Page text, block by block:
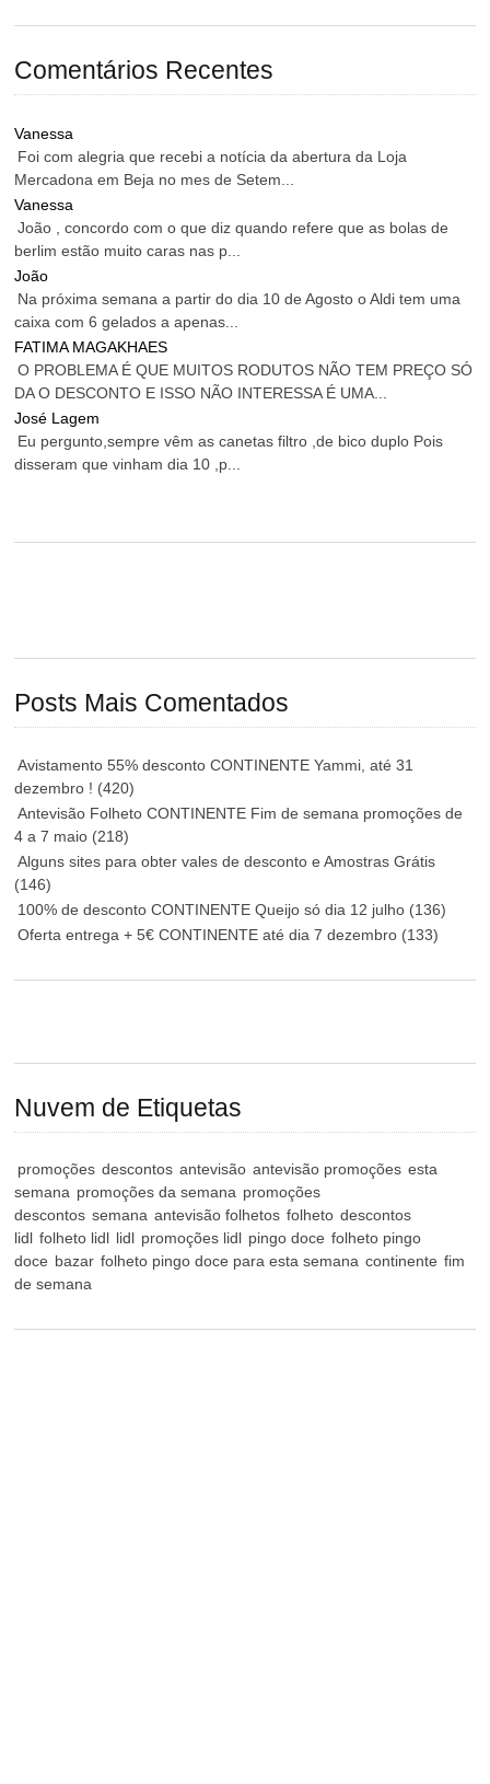
Comentários Recentes
Vanessa
Foi com alegria que recebi a notícia da abertura da Loja
Mercadona em Beja no mes de Setem...
Vanessa
João , concordo com o que diz quando refere que as bolas de
berlim estão muito caras nas p...
João
Na próxima semana a partir do dia 10 de Agosto o Aldi tem uma
caixa com 6 gelados a apenas...
FATIMA MAGAKHAES
O PROBLEMA É QUE MUITOS RODUTOS NÃO TEM PREÇO SÓ
DA O DESCONTO E ISSO NÃO INTERESSA É UMA...
José Lagem
Eu pergunto,sempre vêm as canetas filtro ,de bico duplo Pois
disseram que vinham dia 10 ,p...
Posts Mais Comentados
Avistamento 55% desconto CONTINENTE Yammi, até 31
dezembro ! (420)
Antevisão Folheto CONTINENTE Fim de semana promoções de
4 a 7 maio (218)
Alguns sites para obter vales de desconto e Amostras Grátis
(146)
100% de desconto CONTINENTE Queijo só dia 12 julho (136)
Oferta entrega + 5€ CONTINENTE até dia 7 dezembro (133)
Nuvem de Etiquetas
promoções descontos antevisão antevisão promoções esta
semana promoções da semana promoções
descontos semana antevisão folhetos folheto descontos
lidl folheto lidl lidl promoções lidl pingo doce folheto pingo
doce bazar folheto pingo doce para esta semana continente fim
de semana